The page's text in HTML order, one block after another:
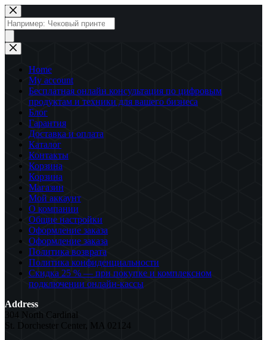
Перейти
к
сути
Поиск
товаров
Home
My account
Бесплатная онлайн консультация по цифровым
продуктам и техники для вашего бизнеса
Блог
Гарантия
Доставка и оплата
Каталог
Контакты
Корзина
Корзина
Магазин
Мой аккаунт
О компании
Общие настройки
Оформление заказа
Оформление заказа
Политика возврата
Политика конфиденциальности
Скидка 25 % — при покупке и комплексном
подключении онлайн-кассы
Address
304 North Cardinal
St. Dorchester Center, MA 02124